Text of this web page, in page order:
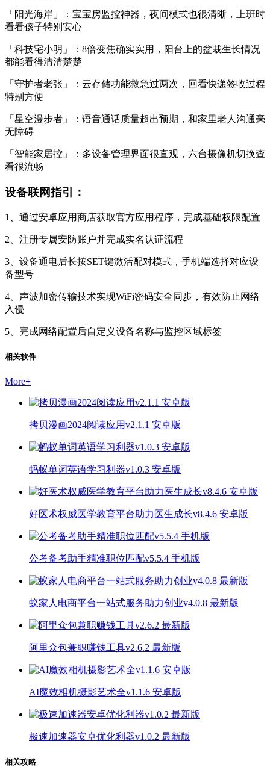
「阳光海岸」：宝宝房监控神器，夜间模式也很清晰，上班时
看看孩子特别安心
「科技宅小明」：8倍变焦确实实用，阳台上的盆栽生长情况
都能看得清清楚楚
「守护者老张」：云存储功能救急过两次，回看快递签收过程
特别方便
「星空漫步者」：语音通话质量超出预期，和家里老人沟通毫
无障碍
「智能家居控」：多设备管理界面很直观，六台摄像机切换查
看很流畅
设备联网指引：
1、通过安卓应用商店获取官方应用程序，完成基础权限配置
2、注册专属安防账户并完成实名认证流程
3、设备通电后长按SET键激活配对模式，手机端选择对应设
备型号
4、声波加密传输技术实现WiFi密码安全同步，有效防止网络
入侵
5、完成网络配置后自定义设备名称与监控区域标签
相关软件
More+
拷贝漫画2024阅读应用v2.1.1 安卓版
蚂蚁单词英语学习利器v1.0.3 安卓版
好医术权威医学教育平台助力医生成长v8.4.6 安卓版
公考备考助手精准职位匹配v5.5.4 手机版
蚁家人电商平台一站式服务助力创业v4.0.8 最新版
阿里众包兼职赚钱工具v2.6.2 最新版
AI魔效相机摄影艺术全v1.1.6 安卓版
极速加速器安卓优化利器v1.0.2 最新版
相关攻略